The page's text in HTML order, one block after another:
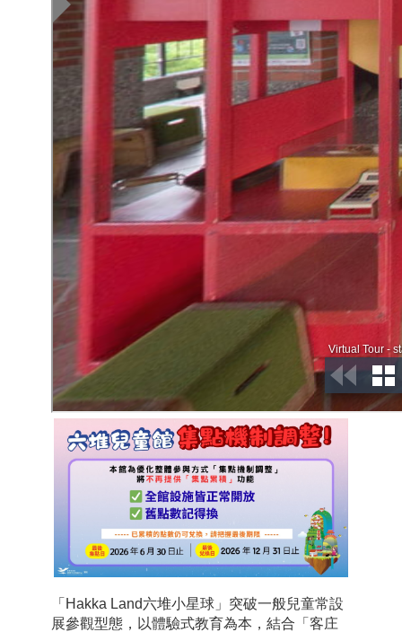
「Hakka Land六堆小星球」突破一般兒童常設
展參觀型態，以體驗式教育為本，結合「客庄